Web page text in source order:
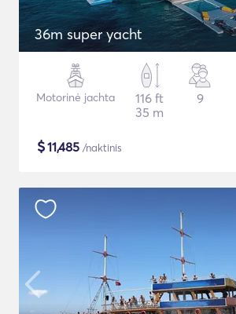
36m super yacht
Motorinė jachta
116 ft
35 m
9
$11,485 /naktinis